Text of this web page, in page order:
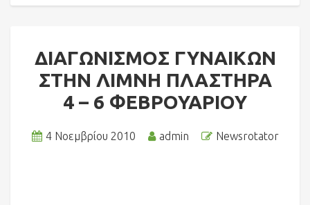
ΔΙΑΓΩΝΙΣΜΟΣ ΓΥΝΑΙΚΩΝ
ΣΤΗΝ ΛΙΜΝΗ ΠΛΑΣΤΗΡΑ
4 – 6 ΦΕΒΡΟΥΑΡΙΟΥ
4 Νοεμβρίου 2010 admin Newsrotator